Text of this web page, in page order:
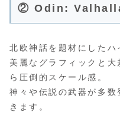
② Odin:
北欧神話を題材にしたハ
美麗なグラフィックと
ら圧倒的スケール感。
神々や伝説の武器が多
きます。